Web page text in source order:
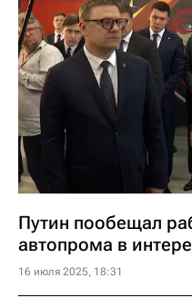
Путин пообещал
автопрома в
16 июля 2025, 18:31